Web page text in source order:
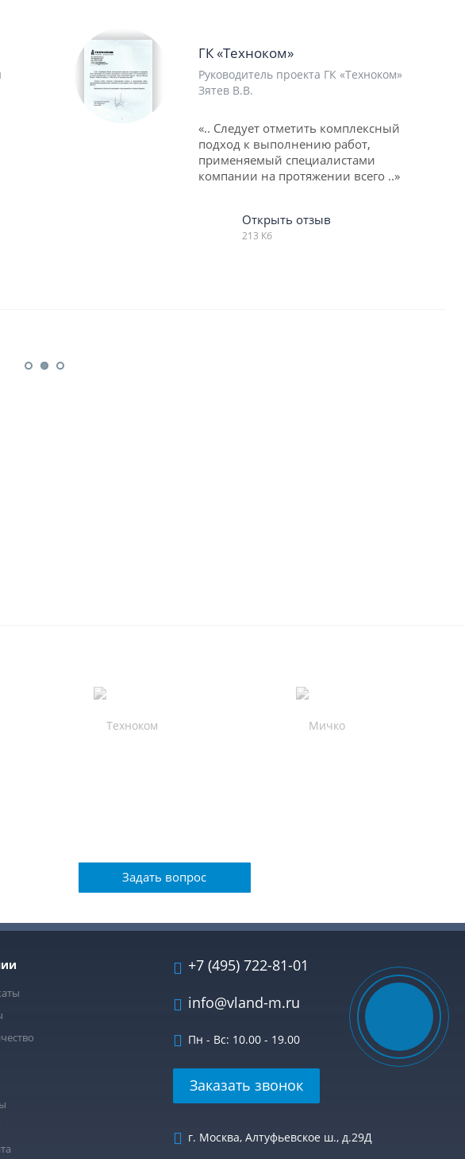
ГК «Техноком»
Руководитель проекта ГК «Техноком»
Зятев В.В.
«.. Следует отметить комплексный
подход к выполнению работ,
применяемый специалистами
компании на протяжении всего ..»
Открыть отзыв
213 Кб
Задать вопрос
+7 (495) 722-81-01
info@vland-m.ru
Пн - Вс: 10.00 - 19.00
Заказать звонок
г. Москва, Алтуфьевское ш., д.29Д